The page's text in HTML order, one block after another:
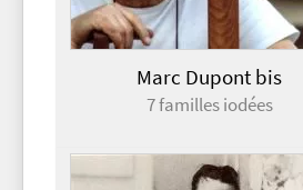
Marc Dupont bis
7 familles iodées